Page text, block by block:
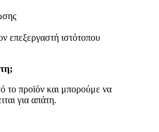
επεξεργαστή ιστότοπου
το προϊόν και μπορούμε να
για απάτη.